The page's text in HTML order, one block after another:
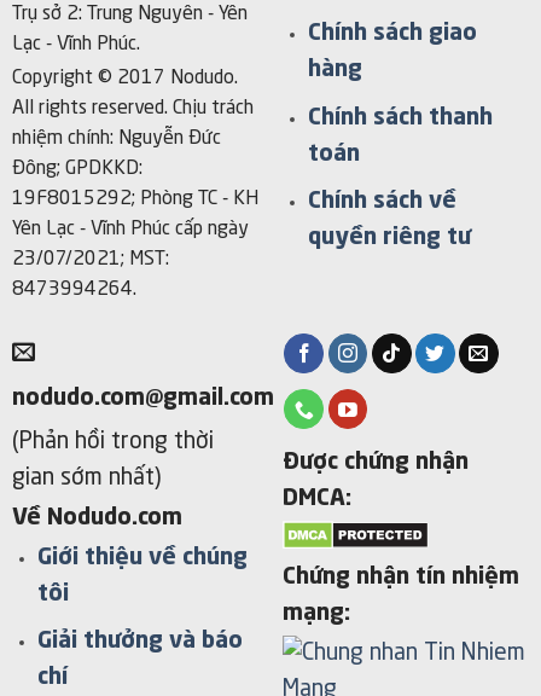
Trụ sở 2: Trung Nguyên - Yên
Lạc - Vĩnh Phúc.
Copyright © 2017 Nodudo.
All rights reserved. Chịu trách
nhiệm chính: Nguyễn Đức
Đông; GPDKKD:
19F8015292; Phòng TC - KH
Yên Lạc - Vĩnh Phúc cấp ngày
23/07/2021; MST:
8473994264.
Chính sách giao
hàng
Chính sách thanh
toán
Chính sách về
quyền riêng tư
nodudo.com@gmail.com
(Phản hồi trong thời
gian sớm nhất)
Về Nodudo.com
Giới thiệu về chúng
tôi
Giải thưởng và báo
chí
Được chứng nhận
DMCA:
Chứng nhận tín nhiệm
mạng: